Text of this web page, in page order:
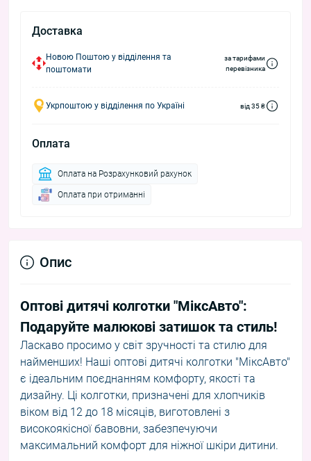
Доставка
Новою Поштою у відділення та
поштомати
за тарифами
перевізника
Укрпоштою у відділення по Україні від 35 ₴
Оплата
Оплата на Розрахунковий рахунок
Оплата при отриманні
Опис
Оптові дитячі колготки "МіксАвто":
Подаруйте малюкові затишок та стиль!
Ласкаво просимо у світ зручності та стилю для
найменших! Наші оптові дитячі колготки "МіксАвто"
є ідеальним поєднанням комфорту, якості та
дизайну. Ці колготки, призначені для хлопчиків
віком від 12 до 18 місяців, виготовлені з
високоякісної бавовни, забезпечуючи
максимальний комфорт для ніжної шкіри дитини.